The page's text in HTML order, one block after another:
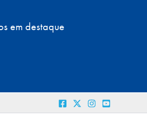
em destaque